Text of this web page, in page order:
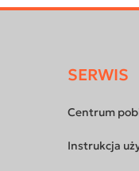
SERWIS
Centrum
Instrukcja